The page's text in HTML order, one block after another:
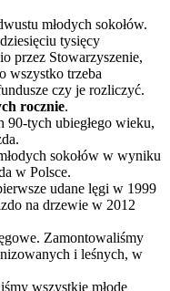
młodych sokołów.
tysięcy
przez Stowarzyszenie,
wszystko trzeba
czy je rozliczyć.
rocznie.
90-tych ubiegłego wieku,
sokołów w wyniku
w Polsce.
udane lęgi w 1999
na drzewie w 2012
Zamontowaliśmy
i leśnych, w
wszystkie młode